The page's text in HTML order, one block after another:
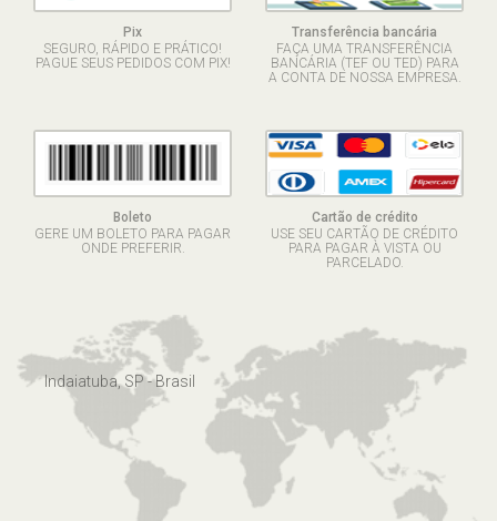
Pix
SEGURO, RÁPIDO E PRÁTICO!
PAGUE SEUS PEDIDOS COM PIX!
Transferência bancária
FAÇA UMA TRANSFERÊNCIA
BANCÁRIA (TEF OU TED) PARA
A CONTA DE NOSSA EMPRESA.
Boleto
GERE UM BOLETO PARA PAGAR
ONDE PREFERIR.
Cartão de crédito
USE SEU CARTÃO DE CRÉDITO
PARA PAGAR À VISTA OU
PARCELADO.
Indaiatuba, SP - Brasil